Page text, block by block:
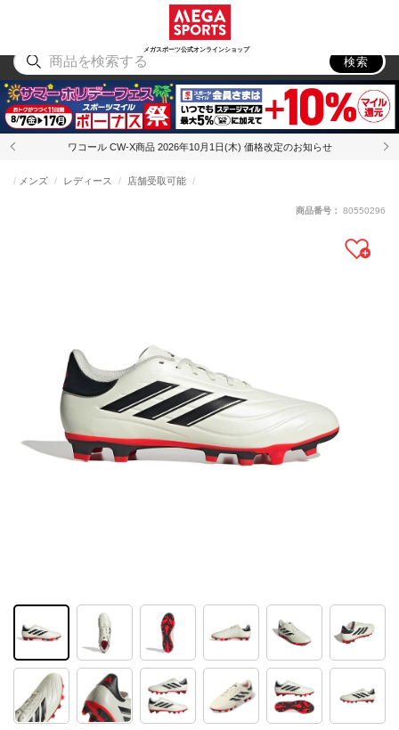
メガスポーツ公式オンラインショップ
アウトドア
検索
ワコール CW-X商品 2026年10月1日(木) 価格改定のお知らせ
メンズ レディース 店舗受取可能
商品番号： 80550296